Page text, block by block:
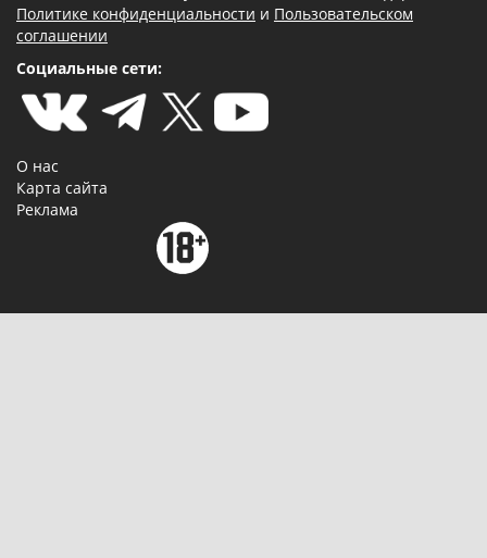
Политике конфиденциальности и Пользовательском
соглашении
Социальные сети:
О нас
Карта сайта
Реклама